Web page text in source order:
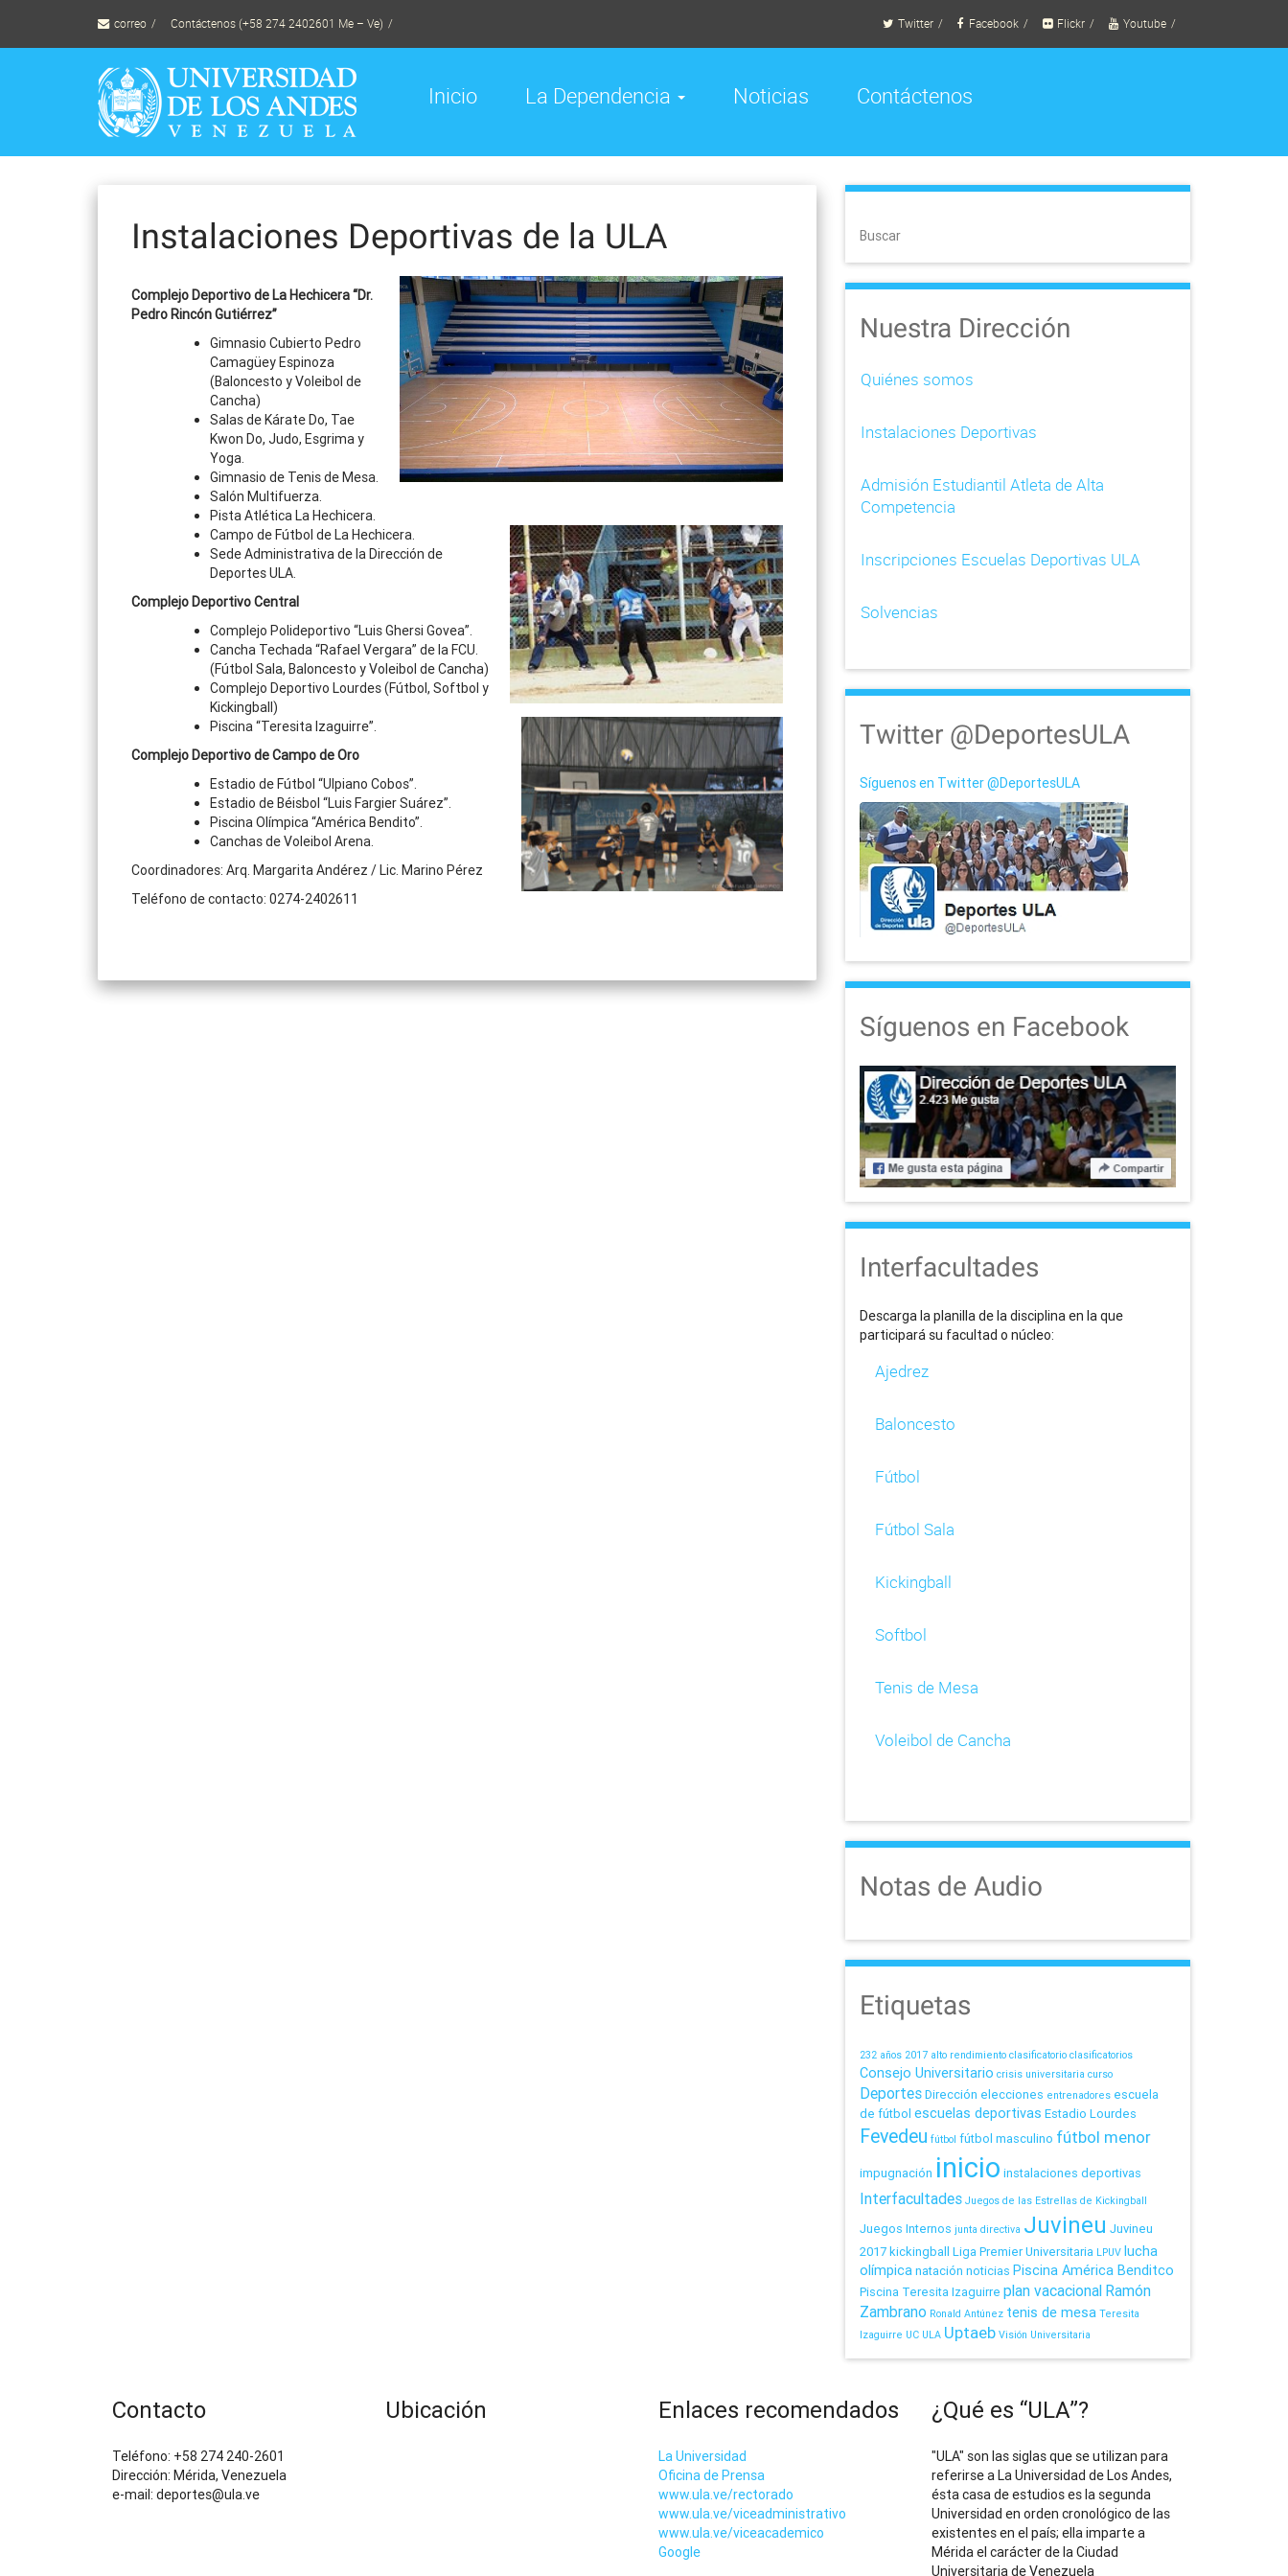
content
correo Contáctenos (+58 274 2402601 Me – Ve) Twitter Facebook Flickr Youtube
Inicio La Dependencia Noticias Contáctenos
Instalaciones Deportivas de la ULA
Complejo Deportivo de La Hechicera “Dr.
Pedro Rincón Gutiérrez”
Gimnasio Cubierto Pedro
Camagüey Espinoza
(Baloncesto y Voleibol de
Cancha)
Salas de Kárate Do, Tae
Kwon Do, Judo, Esgrima y
Yoga.
Gimnasio de Tenis de Mesa.
Salón Multifuerza.
Pista Atlética La Hechicera.
Campo de Fútbol de La Hechicera.
Sede Administrativa de la Dirección de
Deportes ULA.
Complejo Deportivo Central
Complejo Polideportivo “Luis Ghersi Govea”.
Cancha Techada “Rafael Vergara” de la FCU.
(Fútbol Sala, Baloncesto y Voleibol de Cancha)
Complejo Deportivo Lourdes (Fútbol, Softbol y
Kickingball)
Piscina “Teresita Izaguirre”.
Complejo Deportivo de Campo de Oro
Estadio de Fútbol “Ulpiano Cobos”.
Estadio de Béisbol “Luis Fargier Suárez”.
Piscina Olímpica “América Bendito”.
Canchas de Voleibol Arena.
Coordinadores: Arq. Margarita Andérez / Lic. Marino Pérez
Teléfono de contacto: 0274-2402611
Buscar
Nuestra Dirección
Quiénes somos
Instalaciones Deportivas
Admisión Estudiantil Atleta de Alta
Competencia
Inscripciones Escuelas Deportivas ULA
Solvencias
Twitter @DeportesULA
Síguenos en Twitter @DeportesULA
Síguenos en Facebook
Interfacultades
Descarga la planilla de la disciplina en la que
participará su facultad o núcleo:
Ajedrez
Baloncesto
Fútbol
Fútbol Sala
Kickingball
Softbol
Tenis de Mesa
Voleibol de Cancha
Notas de Audio
Etiquetas
232 años 2017 alto rendimiento clasificatorio clasificatorios
Consejo Universitario crisis universitaria curso
DeportesDirección elecciones entrenadores escuela
de fútbol escuelas deportivas Estadio Lourdes
Fevedeu fútbol fútbol masculino fútbol menor
impugnación inicio instalaciones deportivas
Interfacultades Juegos de las Estrellas de Kickingball
Juegos Internos junta directiva Juvineu Juvineu
2017kickingball Liga Premier Universitaria LPUV lucha
olímpicanatación noticias Piscina América Benditco
Piscina Teresita Izaguirre plan vacacional Ramón
Zambrano Ronald Antúnez tenis de mesa Teresita
Izaguirre UC ULA Uptaeb Visión Universitaria
Contacto
Teléfono: +58 274 240-2601
Dirección: Mérida, Venezuela
e-mail: deportes@ula.ve
Ubicación Enlaces recomendados
La Universidad
Oficina de Prensa
www.ula.ve/rectorado
www.ula.ve/viceadministrativo
www.ula.ve/viceacademico
Google
¿Qué es “ULA”?
"ULA" son las siglas que se utilizan para
referirse a La Universidad de Los Andes,
ésta casa de estudios es la segunda
Universidad en orden cronológico de las
existentes en el país; ella imparte a
Mérida el carácter de la Ciudad
Universitaria de Venezuela